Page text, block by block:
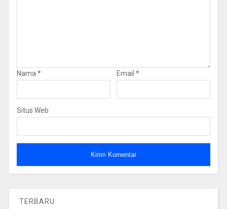
Nama * Email *
Situs Web
TERBARU